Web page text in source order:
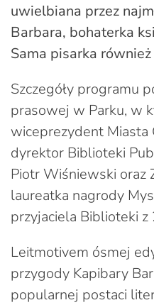
uwielbiana przez
Barbara, bohaterka
Sama pisarka
Szczegóły programu
prasowej w Parku, w
wiceprezydent Miasta
dyrektor Biblioteki
Piotr Wiśniewski oraz
laureatka nagrody
przyjaciela Biblioteki z
Leitmotivem ósmej
przygody Kapibary
popularnej postaci